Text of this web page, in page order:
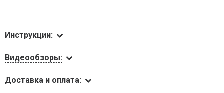
Инструкции:
Видеообзоры:
Доставка и оплата: